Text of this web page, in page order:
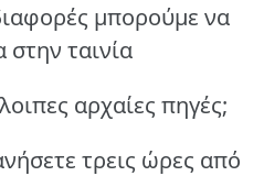
μπορούμε να
ταινία
αρχαίες πηγές;
τρεις ώρες από